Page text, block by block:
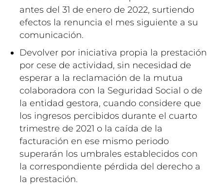
antes del 31 de enero de 2022, surtiendo
efectos la renuncia el mes siguiente a su
comunicación.
Devolver por iniciativa propia la prestación
por cese de actividad, sin necesidad de
esperar a la reclamación de la mutua
colaboradora con la Seguridad Social o de
la entidad gestora, cuando considere que
los ingresos percibidos durante el cuarto
trimestre de 2021 o la caída de la
facturación en ese mismo periodo
superarán los umbrales establecidos con
la correspondiente pérdida del derecho a
la prestación.